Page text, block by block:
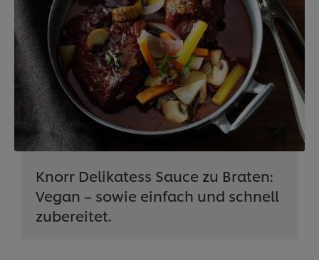
Knorr Delikatess Sauce zu Braten:
Vegan – sowie einfach und schnell
zubereitet.